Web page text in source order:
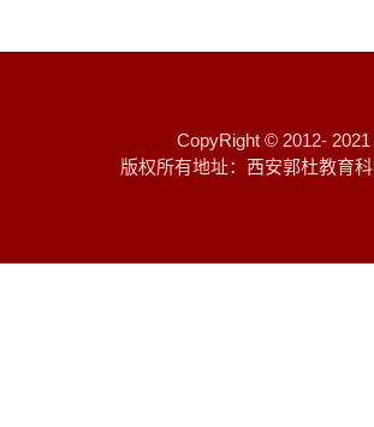
CopyRight © 2012-
版权所有地址：西安郭杜教育